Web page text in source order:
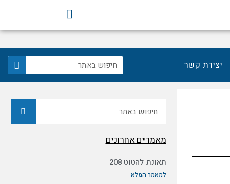
F
a
c
e
b
o
o
יצירת קשר חיפוש
מאמרים אחרונים
תאונת להטוט 208
למאמר המלא